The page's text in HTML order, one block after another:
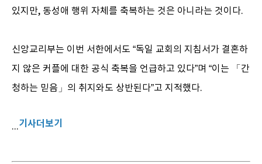
있지만, 동성애 행위 자체를 축복하는 것은 아니라는 것이다.
신앙교리부는 이번 서한에서도 “독일 교회의 지침서가 결혼하
지 않은 커플에 대한 공식 축복을 언급하고 있다”며 “이는 「간
청하는 믿음」의 취지와도 상반된다”고 지적했다.
...기사더보기